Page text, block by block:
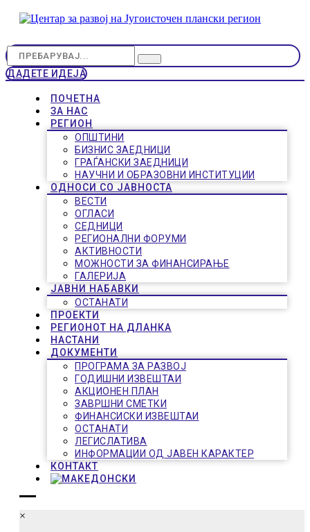
ДАДЕТЕ ИДЕЈА
ПОЧЕТНА
ЗА НАС
РЕГИОН
ОПШТИНИ
БИЗНИС ЗАЕДНИЦИ
ГРАЃАНСКИ ЗАЕДНИЦИ
НАУЧНИ И ОБРАЗОВНИ ИНСТИТУЦИИ
ОДНОСИ СО ЈАВНОСТА
ВЕСТИ
ОГЛАСИ
СЕДНИЦИ
РЕГИОНАЛНИ ФОРУМИ
АКТИВНОСТИ
МОЖНОСТИ ЗА ФИНАНСИРАЊЕ
ГАЛЕРИЈА
ЈАВНИ НАБАВКИ
ОСТАНАТИ
ПРОЕКТИ
РЕГИОНОТ НА ДЛАНКА
НАСТАНИ
ДОКУМЕНТИ
ПРОГРАМА ЗА РАЗВОЈ
ГОДИШНИ ИЗВЕШТАИ
АКЦИОНЕН ПЛАН
ЗАВРШНИ СМЕТКИ
ФИНАНСИСКИ ИЗВЕШТАИ
ОСТАНАТИ
ЛЕГИСЛАТИВА
ИНФОРМАЦИИ ОД ЈАВЕН КАРАКТЕР
КОНТАКТ
×